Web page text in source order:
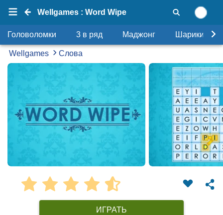
Wellgames : Word Wipe
Головоломки 3 в ряд Маджонг Шарики
Wellgames Слова
ИГРАТЬ